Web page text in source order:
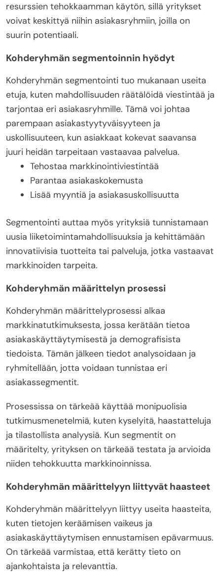
resurssien tehokkaamman käytön, sillä yritykset
voivat keskittyä niihin asiakasryhmiin, joilla on
suurin potentiaali.
Kohderyhmän segmentoinnin hyödyt
Kohderyhmän segmentointi tuo mukanaan useita
etuja, kuten mahdollisuuden räätälöidä viestintää ja
tarjontaa eri asiakasryhmille. Tämä voi johtaa
parempaan asiakastyytyväisyyteen ja
uskollisuuteen, kun asiakkaat kokevat saavansa
juuri heidän tarpeitaan vastaavaa palvelua.
Tehostaa markkinointiviestintää
Parantaa asiakaskokemusta
Lisää myyntiä ja asiakasuskollisuutta
Segmentointi auttaa myös yrityksiä tunnistamaan
uusia liiketoimintamahdollisuuksia ja kehittämään
innovatiivisia tuotteita tai palveluja, jotka vastaavat
markkinoiden tarpeita.
Kohderyhmän määrittelyn prosessi
Kohderyhmän määrittelyprosessi alkaa
markkinatutkimuksesta, jossa kerätään tietoa
asiakaskäyttäytymisestä ja demografisista
tiedoista. Tämän jälkeen tiedot analysoidaan ja
ryhmitellään, jotta voidaan tunnistaa eri
asiakassegmentit.
Prosessissa on tärkeää käyttää monipuolisia
tutkimusmenetelmiä, kuten kyselyitä, haastatteluja
ja tilastollista analyysiä. Kun segmentit on
määritelty, yrityksen on tärkeää testata ja arvioida
niiden tehokkuutta markkinoinnissa.
Kohderyhmän määrittelyyn liittyvät haasteet
Kohderyhmän määrittelyyn liittyy useita haasteita,
kuten tietojen keräämisen vaikeus ja
asiakaskäyttäytymisen ennustamisen epävarmuus.
On tärkeää varmistaa, että kerätty tieto on
ajankohtaista ja relevanttia.